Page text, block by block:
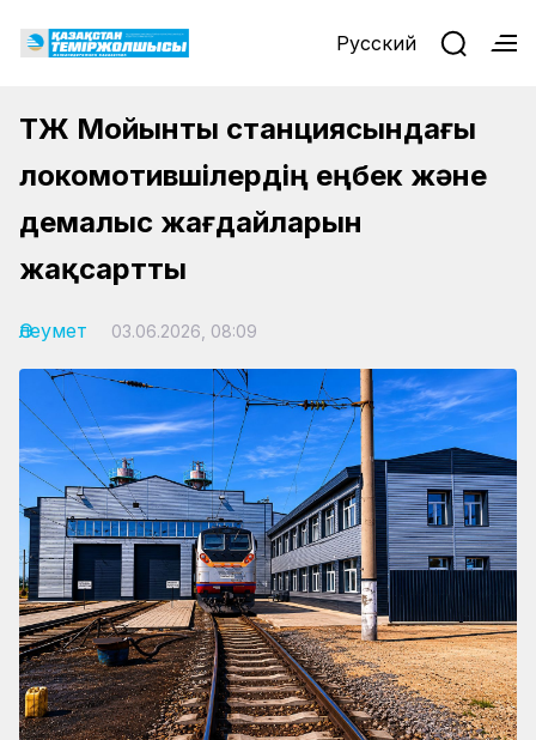
Русский
ҚТЖ Мойынты станциясындағы
локомотившілердің еңбек және
демалыс жағдайларын
жақсартты
Әлеумет 03.06.2026, 08:09